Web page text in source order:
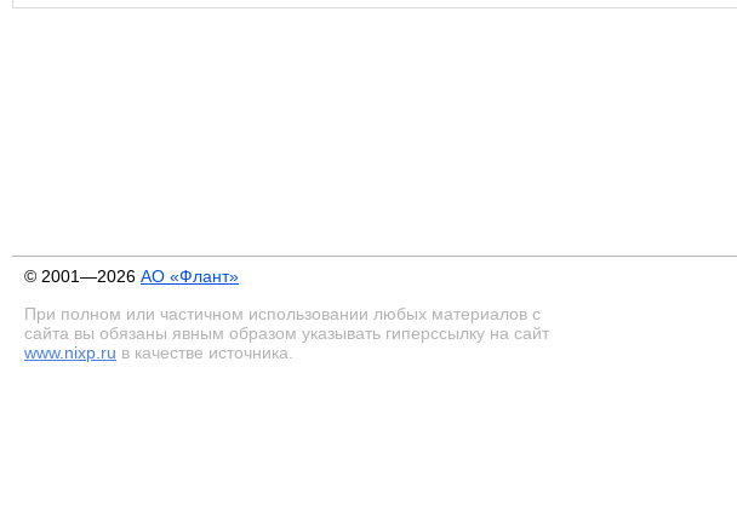
© 2001—2026 АО «Флант»
При полном или частичном использовании любых материалов с
сайта вы обязаны явным образом указывать гиперссылку на сайт
www.nixp.ru в качестве источника.